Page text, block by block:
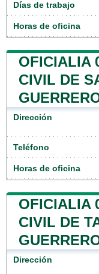
Días de trabajo
Horas de oficina
OFICIALIA
CIVIL DE
Dirección
Teléfono
Horas de oficina
OFICIALIA
CIVIL DE
Dirección